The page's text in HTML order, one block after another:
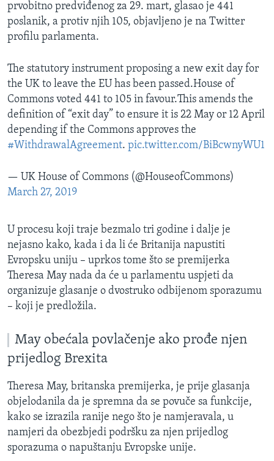
prvobitno predviđenog za 29. mart, glasao je 441
poslanik, a protiv njih 105, objavljeno je na Twitter
profilu parlamenta.
The statutory instrument proposing a new exit day for
the UK to leave the EU has been passed.House of
Commons voted 441 to 105 in favour.This amends the
definition of “exit day” to ensure it is 22 May or 12 April
depending if the Commons approves the
#WithdrawalAgreement. pic.twitter.com/BiBcwnyWU1
— UK House of Commons (@HouseofCommons)
March 27, 2019
U procesu koji traje bezmalo tri godine i dalje je
nejasno kako, kada i da li će Britanija napustiti
Evropsku uniju – uprkos tome što se premijerka
Theresa May nada da će u parlamentu uspjeti da
organizuje glasanje o dvostruko odbijenom sporazumu
– koji je predložila.
May obećala povlačenje ako prođe njen
prijedlog Brexita
Theresa May, britanska premijerka, je prije glasanja
objelodanila da je spremna da se povuče sa funkcije,
kako se izrazila ranije nego što je namjeravala, u
namjeri da obezbjedi podršku za njen prijedlog
sporazuma o napuštanju Evropske unije.